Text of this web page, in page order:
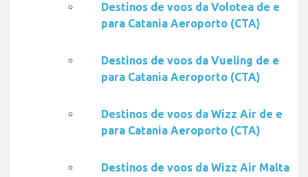
Destinos de voos da Volotea de e
para Catania Aeroporto (CTA)
Destinos de voos da Vueling de e
para Catania Aeroporto (CTA)
Destinos de voos da Wizz Air de e
para Catania Aeroporto (CTA)
Destinos de voos da Wizz Air Malta